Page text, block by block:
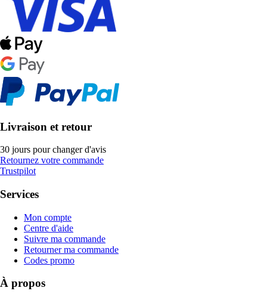
Livraison et retour
30 jours pour changer d'avis
Retournez votre commande
Trustpilot
Services
Mon compte
Centre d'aide
Suivre ma commande
Retourner ma commande
Codes promo
À propos